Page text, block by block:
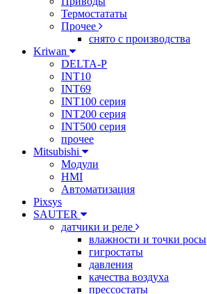
Термостататы
Прочее
снято с производства
Kriwan
DELTA-P
INT10
INT69
INT100 серия
INT200 серия
INT500 серия
прочее
Mitsubishi
Модули
HMI
Автоматизация
Pixsys
SAUTER
датчики и реле
влажности и точки росы
гигростаты
давления
качества воздуха
прессостаты